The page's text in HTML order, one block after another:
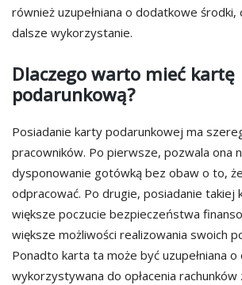
również uzupełniana o dodatkowe środki,
dalsze wykorzystanie.
Dlaczego warto mieć kartę
podarunkową?
Posiadanie karty podarunkowej ma
pracowników. Po pierwsze, pozwala ona
dysponowanie gotówką bez obaw o to,
odpracować. Po drugie, posiadanie takiej
większe poczucie bezpieczeństwa
większe możliwości realizowania swoich
Ponadto karta ta może być uzupełniana
wykorzystywana do opłacenia